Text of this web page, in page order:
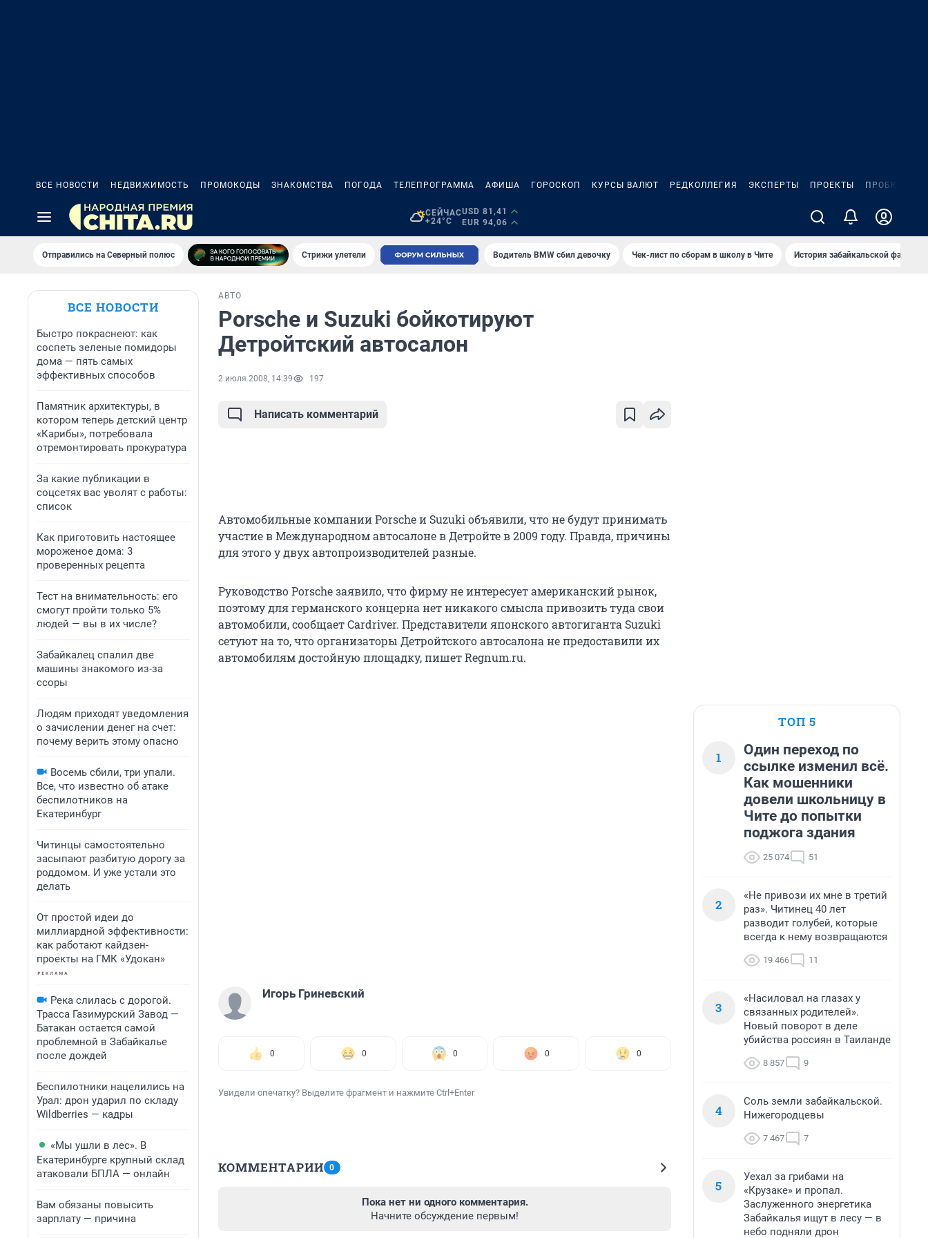
ВСЕ НОВОСТИ НЕДВИЖИМОСТЬ ПРОМОКОДЫ ЗНАКОМСТВА ПОГОДА ТЕЛЕПРОГРАММА АФИША ГОРОСКОП КУРСЫ ВАЛЮТ РЕДКОЛЛЕГИЯ ЭКСПЕРТЫ ПРОЕКТЫ ПРОБКИ
СЕЙЧАС
+24°C
USD 81,41
EUR 94,06
Отправились на Северный полюс Стрижи улетели Водитель BMW сбил девочку Чек-лист по сборам в школу в Чите История забайкальской фамилии
ВСЕ НОВОСТИ
Быстро покраснеют: как
соспеть зеленые помидоры
дома — пять самых
эффективных способов
Памятник архитектуры, в
котором теперь детский центр
«Карибы», потребовала
отремонтировать прокуратура
За какие публикации в
соцсетях вас уволят с работы:
список
Как приготовить настоящее
мороженое дома: 3
проверенных рецепта
Тест на внимательность: его
смогут пройти только 5%
людей — вы в их числе?
Забайкалец спалил две
машины знакомого из-за
ссоры
Людям приходят уведомления
о зачислении денег на счет:
почему верить этому опасно
Восемь сбили, три упали.
Все, что известно об атаке
беспилотников на
Екатеринбург
Читинцы самостоятельно
засыпают разбитую дорогу за
роддомом. И уже устали это
делать
От простой идеи до
миллиардной эффективности:
как работают кайдзен-
проекты на ГМК «Удокан»
Река слилась с дорогой.
Трасса Газимурский Завод —
Батакан остается самой
проблемной в Забайкалье
после дождей
Беспилотники нацелились на
Урал: дрон ударил по складу
Wildberries — кадры
«Мы ушли в лес». В
Екатеринбурге крупный склад
атаковали БПЛА — онлайн
Вам обязаны повысить
зарплату — причина
АВТО
Porsche и Suzuki бойкотируют
Детройтский автосалон
2 июля 2008, 14:39 197
Написать комментарий
Автомобильные компании Porsche и Suzuki объявили, что не будут принимать
участие в Международном автосалоне в Детройте в 2009 году. Правда, причины
для этого у двух автопроизводителей разные.
Руководство Porsche заявило, что фирму не интересует американский рынок,
поэтому для германского концерна нет никакого смысла привозить туда свои
автомобили, сообщает Cardriver. Представители японского автогиганта Suzuki
сетуют на то, что организаторы Детройтского автосалона не предоставили их
автомобилям достойную площадку, пишет Regnum.ru.
Игорь Гриневский
0 0 0 0 0
Увидели опечатку? Выделите фрагмент и нажмите Ctrl+Enter
КОММЕНТАРИИ 0
Пока нет ни одного комментария.
Начните обсуждение первым!
ТОП 5
1
Один переход по
ссылке изменил всё.
Как мошенники
довели школьницу в
Чите до попытки
поджога здания
25 074 51
2
«Не привози их мне в третий
раз». Читинец 40 лет
разводит голубей, которые
всегда к нему возвращаются
19 466 11
3
«Насиловал на глазах у
связанных родителей».
Новый поворот в деле
убийства россиян в Таиланде
8 857 9
4
Соль земли забайкальской.
Нижегородцевы
7 467 7
5
Уехал за грибами на
«Крузаке» и пропал.
Заслуженного энергетика
Забайкалья ищут в лесу — в
небо подняли дрон